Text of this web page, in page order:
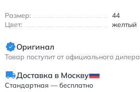
Размер:
44
Цвет:
желтый
Оригинал
Товар поступит от официального дилера
Доставка в Москву
Стандартная — бесплатно